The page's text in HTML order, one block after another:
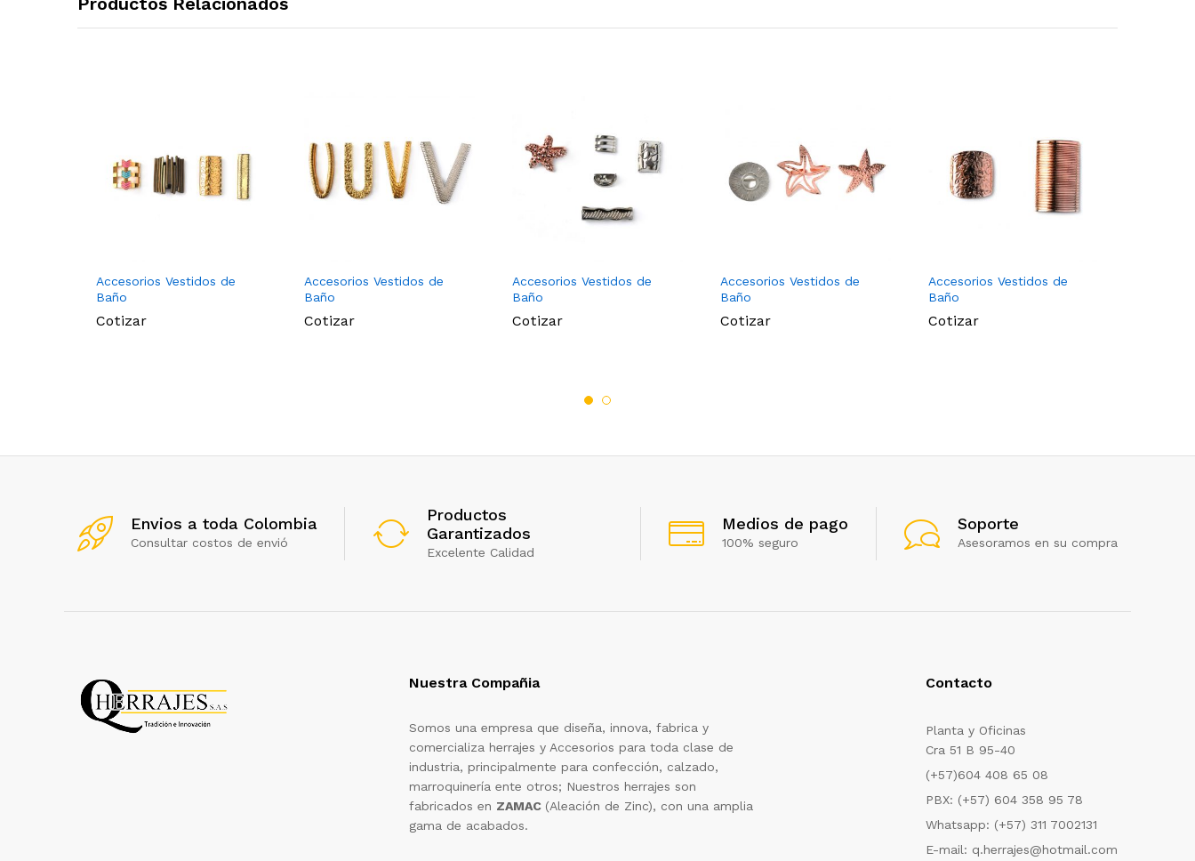
Accesorios Vestidos de
Baño
Cotizar
Accesorios Vestidos de
Baño
Cotizar
Accesorios Vestidos de
Baño
Cotizar
Accesorios Vestidos de
Baño
Cotizar
Accesorios Vestidos de
Baño
Cotizar
Envios a toda Colombia
Consultar costos de envió
Productos
Garantizados
Excelente Calidad
Medios de pago
100% seguro
Soporte
Asesoramos en su compra
Nuestra Compañia
Somos una empresa que diseña, innova, fabrica y
comercializa herrajes y Accesorios para toda clase de
industria, principalmente para confección, calzado,
marroquinería ente otros; Nuestros herrajes son
fabricados en ZAMAC (Aleación de Zinc), con una amplia
gama de acabados.
Contacto
Planta y Oficinas
Cra 51 B 95-40
(+57)604 408 65 08
PBX: (+57) 604 358 95 78
Whatsapp: (+57) 311 7002131
E-mail: q.herrajes@hotmail.com